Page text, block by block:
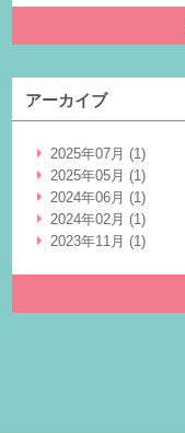
アーカイブ
2025年07月 (1)
2025年05月 (1)
2024年06月 (1)
2024年02月 (1)
2023年11月 (1)